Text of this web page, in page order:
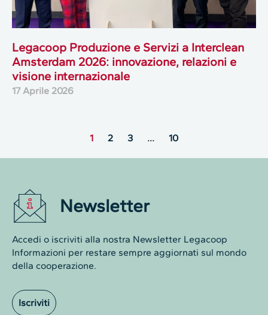
Legacoop Produzione e Servizi a Interclean
Amsterdam 2026: innovazione, relazioni e
visione internazionale
17 Aprile 2026
1 2 3 … 10
Newsletter
Accedi o iscriviti alla nostra Newsletter Legacoop
Informazioni per restare sempre aggiornati sul mondo
della cooperazione.
Iscriviti